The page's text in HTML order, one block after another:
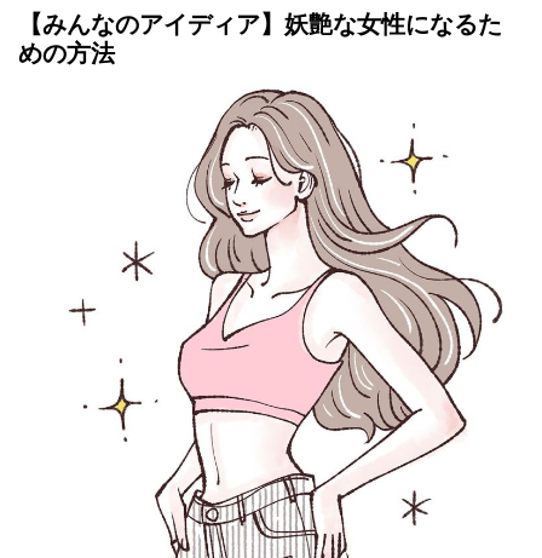
【みんなのアイディア】妖艶な女性になるた
めの方法